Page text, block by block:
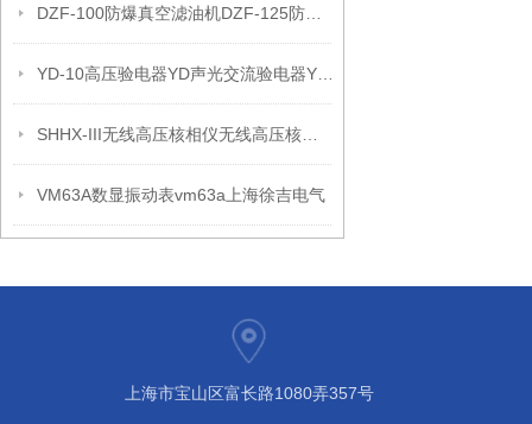
VM63A数显振动表vm63a上海徐吉电气
上海市宝山区富长路1080弄357号